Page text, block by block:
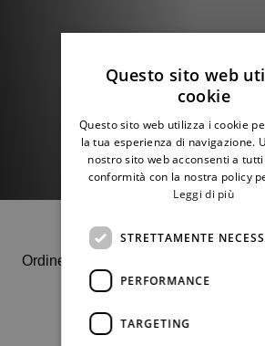
Ordine di gioco
Questo sito web
cookie
Questo sito web utilizza i cookie
la tua esperienza di navigazione.
nostro sito web acconsenti a
conformità con la nostra policy
Leggi di più
STRETTAMENTE
PERFORMANCE
TARGETING